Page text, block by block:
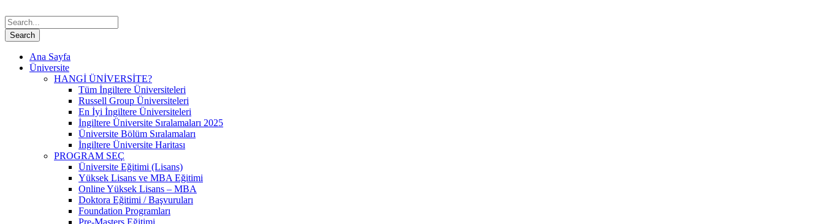
Ana Sayfa
Üniversite
HANGİ ÜNİVERSİTE?
Tüm İngiltere Üniversiteleri
Russell Group Üniversiteleri
En İyi İngiltere Üniversiteleri
İngiltere Üniversite Sıralamaları 2025
Üniversite Bölüm Sıralamaları
İngiltere Üniversite Haritası
PROGRAM SEÇ
Üniversite Eğitimi (Lisans)
Yüksek Lisans ve MBA Eğitimi
Online Yüksek Lisans – MBA
Doktora Eğitimi / Başvuruları
Foundation Programları
Pre-Masters Eğitimi